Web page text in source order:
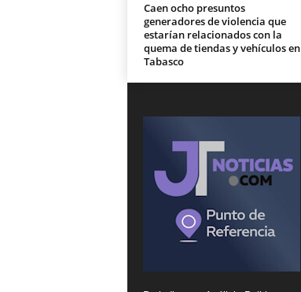
Caen ocho presuntos
generadores de violencia que
estarían relacionados con la
quema de tiendas y vehículos en
Tabasco